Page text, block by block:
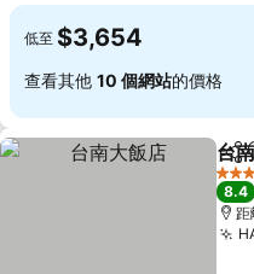
低至 $3,654
查看其他 10 個網站的價格
分享
台
4 星
8.4
距